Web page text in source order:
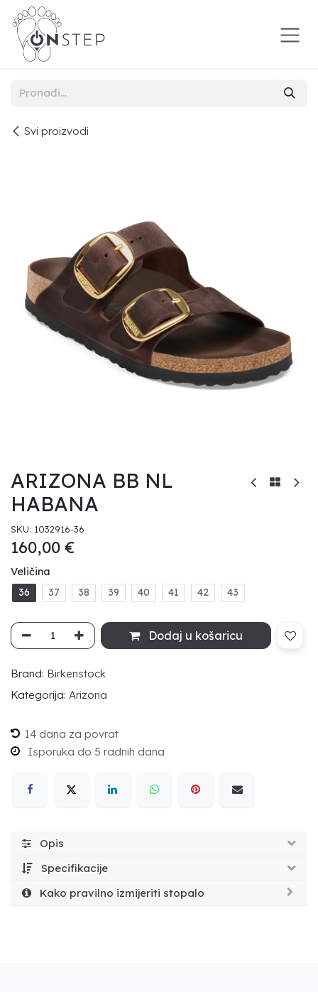
Preskoči na sadržaj
Svi proizvodi
ARIZONA BB NL
HABANA
SKU: 1032916-36
160,00 €
Veličina
36
37 38 39 40 41 42 43
Dodaj u košaricu
Brand: Birkenstock
Kategorija: Arizona
14 dana za povrat
Isporuka do 5 radnih dana
Opis
Specifikacije
Kako pravilno izmijeriti stopalo